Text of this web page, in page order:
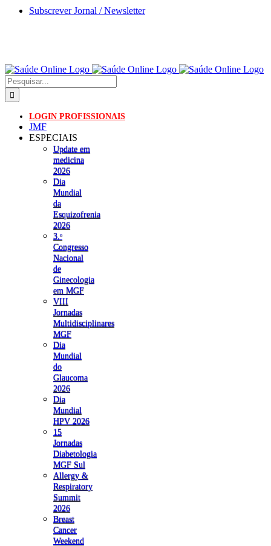
Skip
Subscrever Jornal / Newsletter
Pesquisar
LOGIN PROFISSIONAIS
JMF
ESPECIAIS
Update em
medicina
2026
Dia
Mundial
da
Esquizofrenia
2026
3.ᵒ
Congresso
Nacional
de
Ginecologia
em MGF
VIII
Jornadas
Multidisciplinares
MGF
Dia
Mundial
do
Glaucoma
2026
Dia
Mundial
HPV 2026
15
Jornadas
Diabetologia
MGF Sul
Allergy &
Respiratory
Summit
2026
Breast
Cancer
Weekend